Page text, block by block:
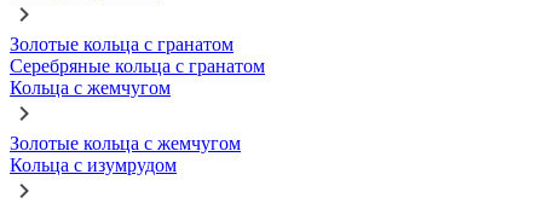
Золотые кольца с гранатом
Серебряные кольца с гранатом
Кольца с жемчугом
Золотые кольца с жемчугом
Кольца с изумрудом